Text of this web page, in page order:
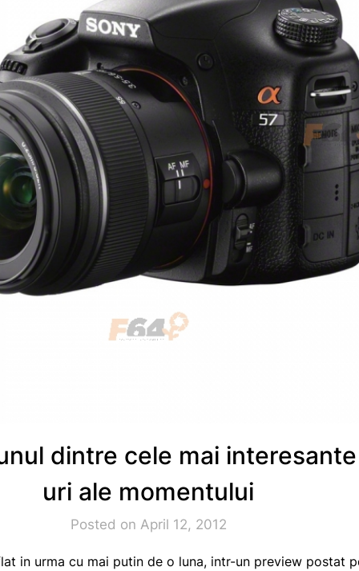
dintre cele mai interesante
uri ale momentului
Posted on April 12, 2012
in urma cu mai putin de o luna, intr-un preview postat